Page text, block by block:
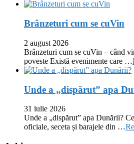
Brânzeturi cum se cuVin
2 august 2026
Brânzeturi cum se cuVin – când
poveste Există evenimente care …
Unde a „dispărut” apa
31 iulie 2026
Unde a „dispărut” apa Dunării?
oficiale, seceta și barajele din …